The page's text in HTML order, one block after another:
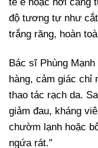
độ tương tự như
trắng răng, hoàn
Bác sĩ Phùng
hàng, cảm giác chỉ
thao tác rạch da.
giảm đau, kháng
chườm lạnh hoặc
ngứa rát.”